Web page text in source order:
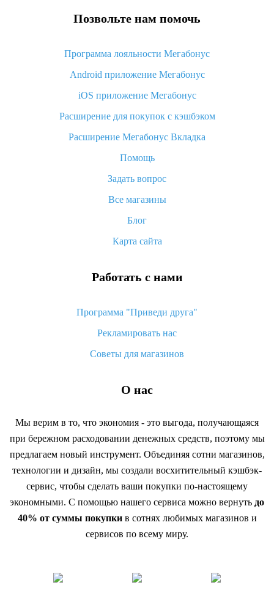
Что делать, если Алиэкспресс просит ввести паспортные
Как узнать, куда пришла посылка с Алиэкспресс
Вы отменили заказ на Алиэкспресс, когда вернут деньги?
Что такое баллы на Алиэкспресс, как их получить и
«AliExpress Standard Shipping»: что это за метод доставки и
как его отслеживать
Как покупать оптом на Алиэкспресс
Что делать, если не пришел товар с Алиэкспресс
возврата денег
Позвольте нам помочь
Программа лояльности Мегабонус
Android приложение Мегабонус
iOS приложение Мегабонус
Расширение для покупок с кэшбэком
Расширение Мегабонус Вкладка
Помощь
Задать вопрос
Все магазины
Блог
Карта сайта
Работать с нами
Программа "Приведи друга"
Рекламировать нас
Советы для магазинов
О нас
Мы верим в то, что экономия - это выгода, получающаяся
при бережном расходовании денежных средств, поэтому мы
предлагаем новый инструмент. Объединяя сотни магазинов,
технологии и дизайн, мы создали восхитительный кэшбэк-
сервис, чтобы сделать ваши покупки по-настоящему
экономными. С помощью нашего сервиса можно вернуть до
40% от суммы покупкив сотнях любимых магазинов и
сервисов по всему миру.